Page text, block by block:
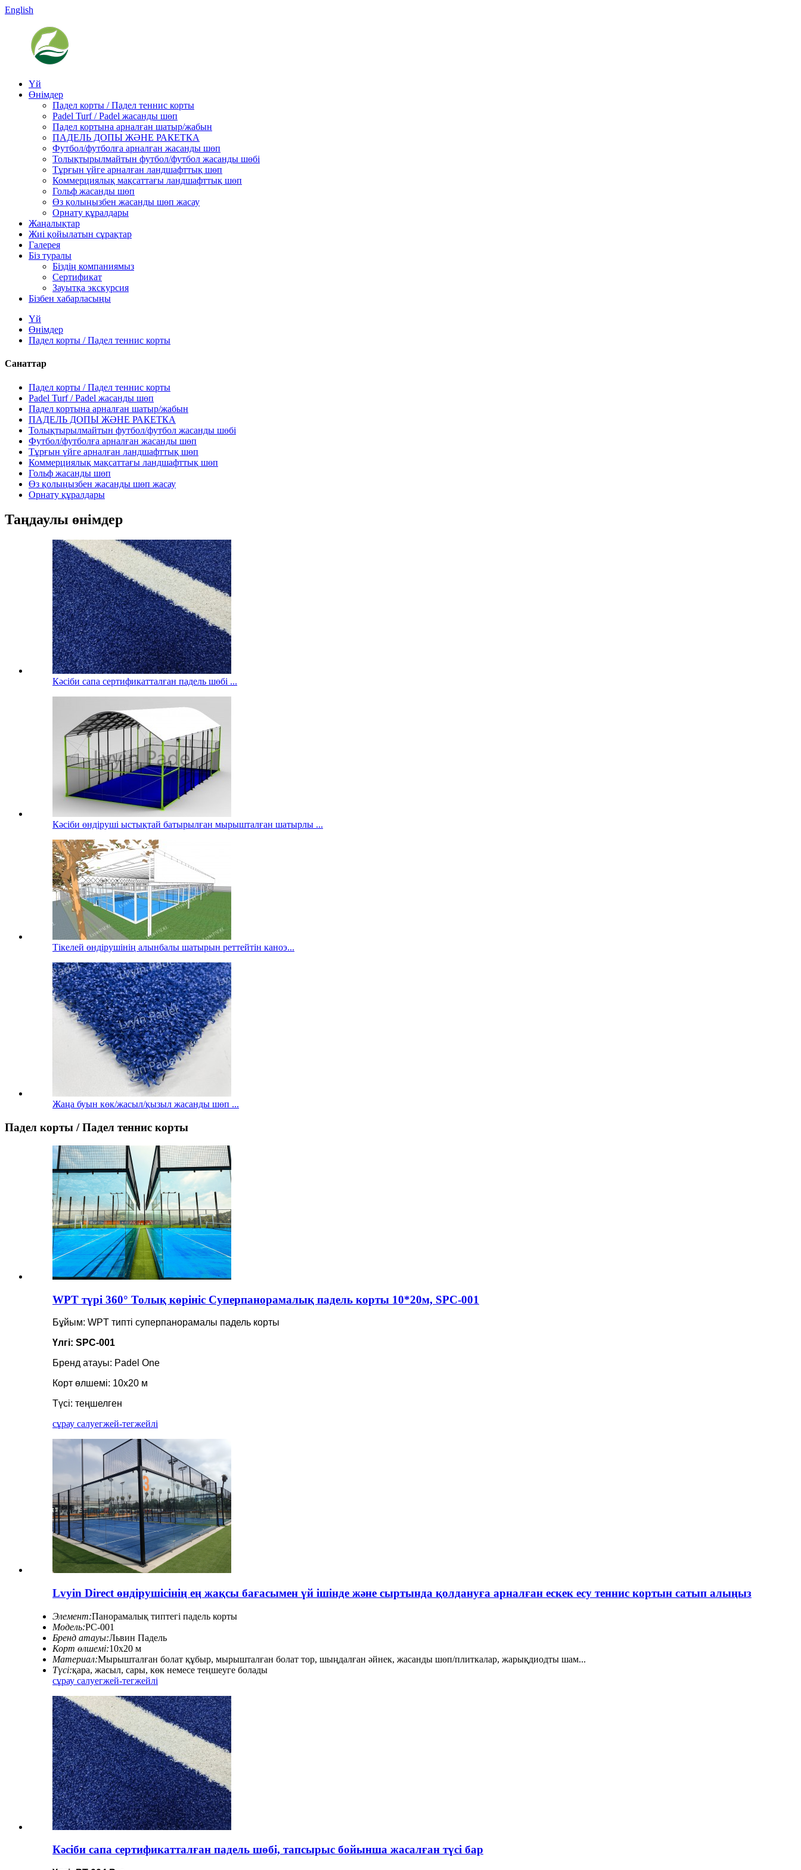
English
Үй
Өнімдер
Падел корты / Падел теннис корты
Padel Turf / Padel жасанды шөп
Падел кортына арналған шатыр/жабын
ПАДЕЛЬ ДОПЫ ЖӘНЕ РАКЕТКА
Футбол/футболға арналған жасанды шөп
Толықтырылмайтын футбол/футбол жасанды шөбі
Тұрғын үйге арналған ландшафттық шөп
Коммерциялық мақсаттағы ландшафттық шөп
Гольф жасанды шөп
Өз қолыңызбен жасанды шөп жасау
Орнату құралдары
Жаңалықтар
Жиі қойылатын сұрақтар
Галерея
Біз туралы
Біздің компаниямыз
Сертификат
Зауытқа экскурсия
Бізбен хабарласыңы
Үй
Өнімдер
Падел корты / Падел теннис корты
Санаттар
Падел корты / Падел теннис корты
Padel Turf / Padel жасанды шөп
Падел кортына арналған шатыр/жабын
ПАДЕЛЬ ДОПЫ ЖӘНЕ РАКЕТКА
Толықтырылмайтын футбол/футбол жасанды шөбі
Футбол/футболға арналған жасанды шөп
Тұрғын үйге арналған ландшафттық шөп
Коммерциялық мақсаттағы ландшафттық шөп
Гольф жасанды шөп
Өз қолыңызбен жасанды шөп жасау
Орнату құралдары
Таңдаулы өнімдер
Кәсіби сапа сертификатталған падель шөбі ...
Кәсіби өндіруші ыстықтай батырылған мырышталған шатырлы ...
Тікелей өндірушінің алынбалы шатырын реттейтін каноэ...
Жаңа буын көк/жасыл/қызыл жасанды шөп ...
Падел корты / Падел теннис корты
WPT түрі 360° Толық көрініс Суперпанорамалық падель корты 10*20м, SPC-001
Бұйым: WPT типті суперпанорамалы падель корты
Үлгі: SPC-001
Бренд атауы: Padel One
Корт өлшемі: 10x20 м
Түсі: теңшелген
сұрау салуегжей-тегжейлі
Lvyin Direct өндірушісінің ең жақсы бағасымен үй ішінде және сыртында қолдануға арналған ескек есу теннис кортын сатып алыңыз
Элемент:Панорамалық типтегі падель корты
Модель:PC-001
Бренд атауы:Львин Падель
Корт өлшемі:10x20 м
Материал:Мырышталған болат құбыр, мырышталған болат тор, шыңдалған әйнек, жасанды шөп/плиткалар, жарықдиодты шам...
Түсі:қара, жасыл, сары, көк немесе теңшеуге болады
сұрау салуегжей-тегжейлі
Кәсіби сапа сертификатталған падель шөбі, тапсырыс бойынша жасалған түсі бар